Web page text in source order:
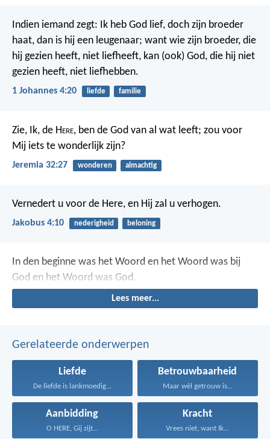
Indien iemand zegt: Ik heb God lief, doch zijn broeder
haat, dan is hij een leugenaar; want wie zijn broeder, die
hij gezien heeft, niet liefheeft, kan (ook) God, die hij niet
gezien heeft, niet liefhebben.
1 Johannes 4:20 liefde familie
Zie, Ik, de Here, ben de God van al wat leeft; zou voor
Mij iets te wonderlijk zijn?
Jeremia 32:27 wonderen almachtig
Vernedert u voor de Here, en Hij zal u verhogen.
Jakobus 4:10 nederigheid beloning
In den beginne was het Woord en het Woord was bij
God en het Woord was God.
Lees meer...
Gerelateerde onderwerpen
Liefde
De liefde is lankmoedig...
Betrouwbaarheid
Maar wèl getrouw is...
Aanbidding
O HERE, Gij zijt...
Kracht
Vrees niet, want Ik...